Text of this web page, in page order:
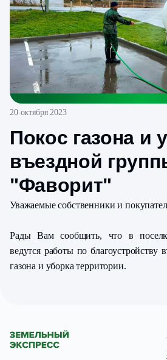
20 октября 2023
Покос газона и
въездной
"Фаворит"
Уважаемые собственники и
Рады Вам сообщить, что в
ведутся работы по благоустройству
газона и уборка территории.